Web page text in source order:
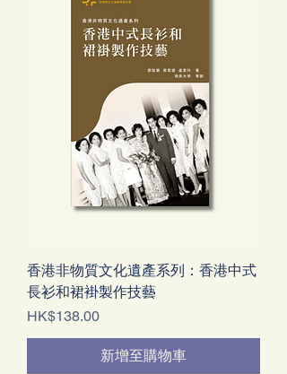
香港非物質文化遺產系列：香港中式
長衫和裙褂製作技藝
價格
HK$138.00
新增至購物車